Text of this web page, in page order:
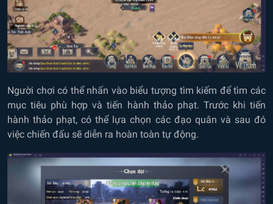
Người chơi có thể nhấn vào biểu tượng tìm kiếm để tìm các
mục tiêu phù hợp và tiến hành thảo phạt. Trước khi tiến
hành thảo phạt, có thể lựa chọn các đạo quân và sau đó
việc chiến đấu sẽ diễn ra hoàn toàn tự động.